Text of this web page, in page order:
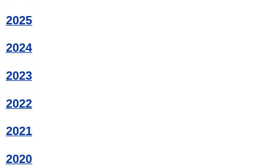
2025
2024
2023
2022
2021
2020